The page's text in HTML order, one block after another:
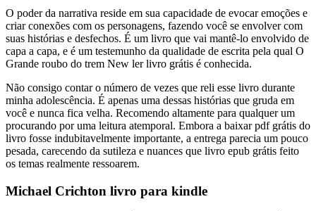
O poder da narrativa reside em sua capacidade de evocar emoções e
criar conexões com os personagens, fazendo você se envolver com
suas histórias e desfechos. É um livro que vai mantê-lo envolvido de
capa a capa, e é um testemunho da qualidade de escrita pela qual O
Grande roubo do trem New ler livro grátis é conhecida.
Não consigo contar o número de vezes que reli esse livro durante
minha adolescência. É apenas uma dessas histórias que gruda em
você e nunca fica velha. Recomendo altamente para qualquer um
procurando por uma leitura atemporal. Embora a baixar pdf grátis do
livro fosse indubitavelmente importante, a entrega parecia um pouco
pesada, carecendo da sutileza e nuances que livro epub grátis feito
os temas realmente ressoarem.
Michael Crichton livro para kindle